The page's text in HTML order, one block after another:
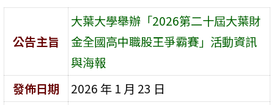
公告主旨
大葉大學舉辦「2026第二十屆大葉財
金全國高中職股王爭霸賽」活動資訊
與海報
發佈日期
2026 年 1 月 23 日